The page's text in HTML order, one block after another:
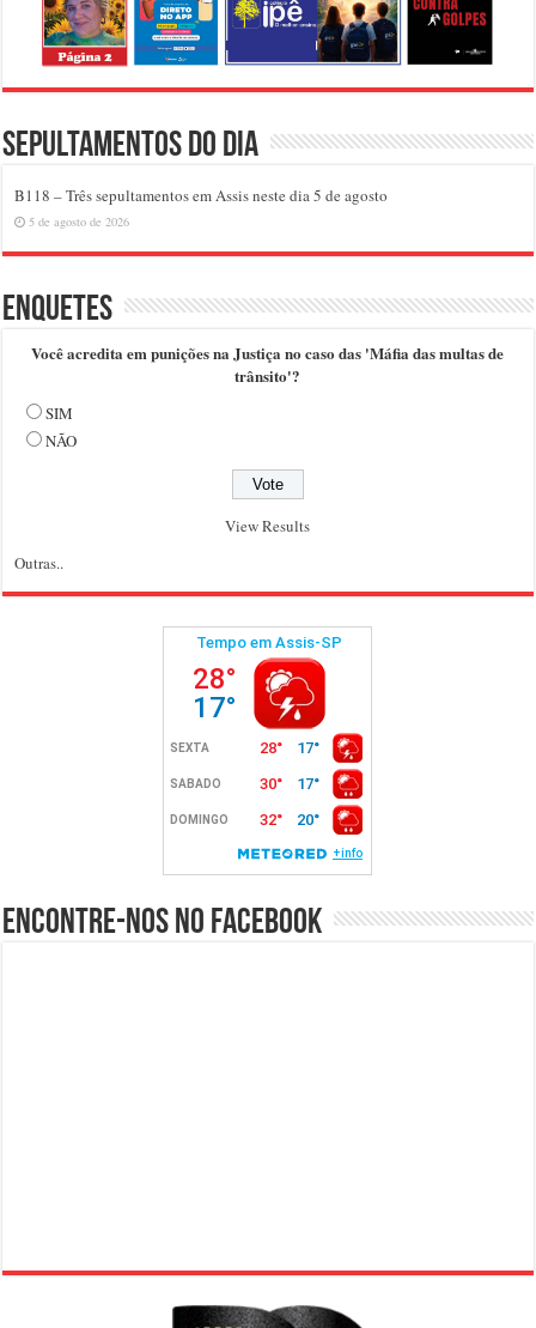
Sepultamentos do dia
B118 – Três sepultamentos em Assis neste dia 5 de agosto
5 de agosto de 2026
Enquetes
Você acredita em punições na Justiça no caso das 'Máfia das multas de
trânsito'?
SIM
NÃO
View Results
Outras..
Encontre-nos no Facebook